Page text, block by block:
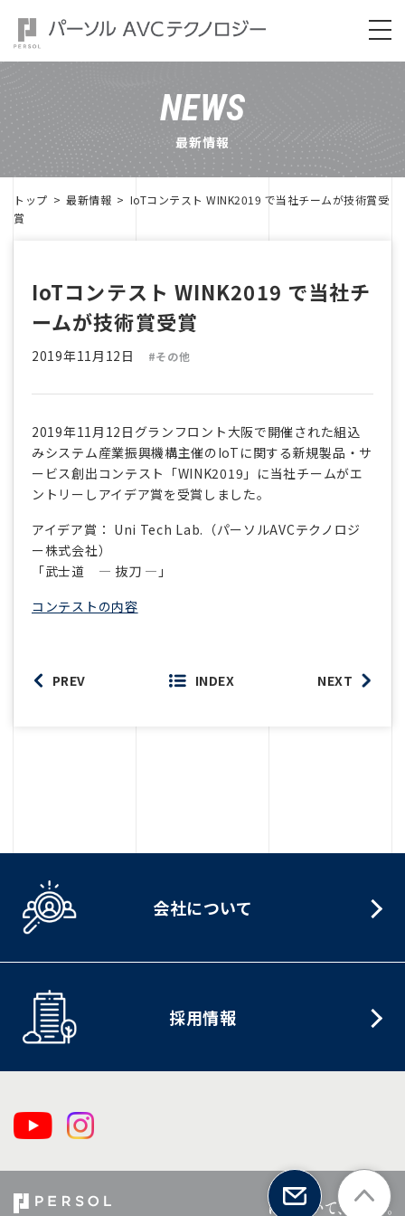
NEWS
最新情報
トップ 最新情報
IoTコンテスト WINK2019 で当社チームが技術賞受
賞
IoTコンテスト WINK2019 で当社チ
ームが技術賞受賞
2019年11月12日 #その他
2019年11月12日グランフロント大阪で開催された組込
みシステム産業振興機構主催のIoTに関する新規製品・サ
ービス創出コンテスト「WINK2019」に当社チームがエ
ントリーしアイデア賞を受賞しました。
アイデア賞： Uni Tech Lab.（パーソルAVCテクノロジ
ー株式会社）
「武士道 ― 抜刀 ―」
コンテストの内容
PREV INDEX NEXT
会社について
採用情報